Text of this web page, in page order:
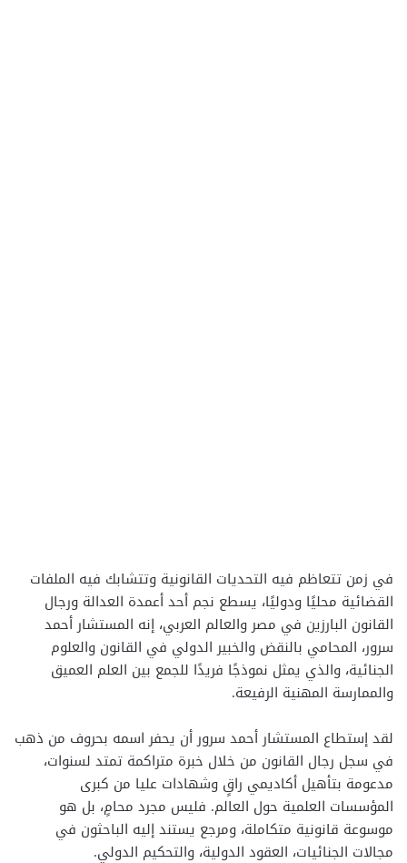
في زمن تتعاظم فيه التحديات القانونية وتتشابك فيه الملفات
القضائية محليًا ودوليًا، يسطع نجم أحد أعمدة العدالة ورجال
القانون البارزين في مصر والعالم العربي، إنه المستشار أحمد
سرور، المحامي بالنقض والخبير الدولي في القانون والعلوم
الجنائية، والذي يمثل نموذجًا فريدًا للجمع بين العلم العميق
والممارسة المهنية الرفيعة.
لقد إستطاع المستشار أحمد سرور أن يحفر اسمه بحروف من ذهب
في سجل رجال القانون من خلال خبرة متراكمة تمتد لسنوات،
مدعومة بتأهيل أكاديمي راقٍ وشهادات عليا من كبرى
المؤسسات العلمية حول العالم. فليس مجرد محامٍ، بل هو
موسوعة قانونية متكاملة، ومرجع يستند إليه الباحثون في
مجالات الجنائيات، العقود الدولية، والتحكيم الدولي.